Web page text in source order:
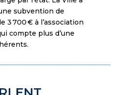
subvention de
3 700 € à l’association
compte plus d’une